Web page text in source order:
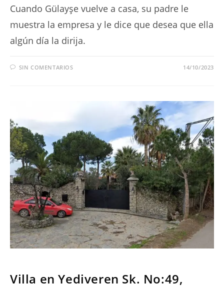
Cuando Gülayşe vuelve a casa, su padre le
muestra la empresa y le dice que desea que ella
algún día la dirija.
SIN COMENTARIOS 14/10/2023
Villa en Yediveren Sk. No:49,